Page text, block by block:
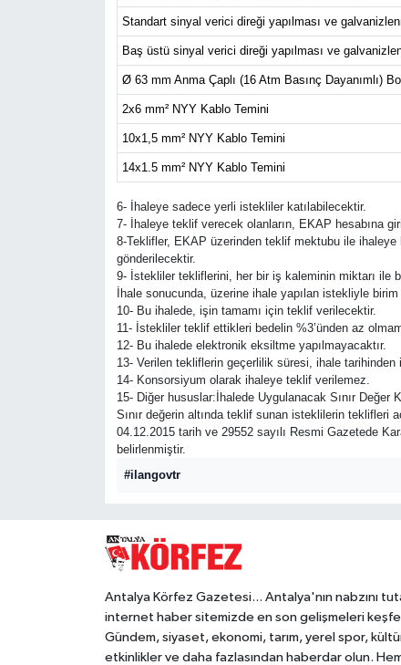
Standart sinyal verici direği yapılması ve
Baş üstü sinyal verici direği yapılması ve
Ø 63 mm Anma Çaplı (16 Atm Basınç Dayanımlı)
2x6 mm² NYY Kablo Temini
10x1,5 mm² NYY Kablo Temini
14x1.5 mm² NYY Kablo Temini
6- İhaleye sadece yerli istekliler katılabilecektir.
7- İhaleye teklif verecek olanların, EKAP hesabına
8-Teklifler, EKAP üzerinden teklif mektubu ile
gönderilecektir.
9- İstekliler tekliflerini, her bir iş kaleminin miktarı ile
İhale sonucunda, üzerine ihale yapılan istekliyle
10- Bu ihalede, işin tamamı için teklif verilecektir.
11- İstekliler teklif ettikleri bedelin %3’ünden az
12- Bu ihalede elektronik eksiltme yapılmayacaktır.
13- Verilen tekliflerin geçerlilik süresi, ihale
14- Konsorsiyum olarak ihaleye teklif verilemez.
15- Diğer hususlar:İhalede Uygulanacak Sınır Değer
Sınır değerin altında teklif sunan isteklilerin teklifleri
04.12.2015 tarih ve 29552 sayılı Resmi Gazetede
belirlenmiştir.
#ilangovtr
Antalya Körfez Gazetesi... Antalya'nın nabzını
internet haber sitemizde en son gelişmeleri
Gündem, siyaset, ekonomi, tarım, yerel spor,
etkinlikler ve daha fazlasından haberdar olun.